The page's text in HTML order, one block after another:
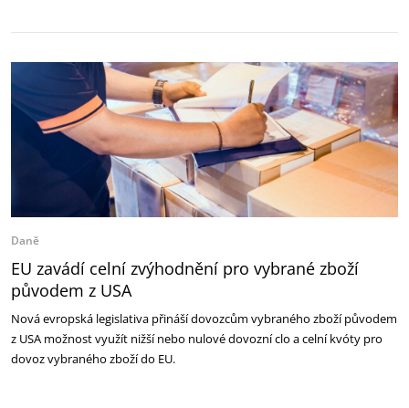
Daně
EU zavádí celní zvýhodnění pro vybrané zboží
původem z USA
Nová evropská legislativa přináší dovozcům vybraného zboží původem
z USA možnost využít nižší nebo nulové dovozní clo a celní kvóty pro
dovoz vybraného zboží do EU.